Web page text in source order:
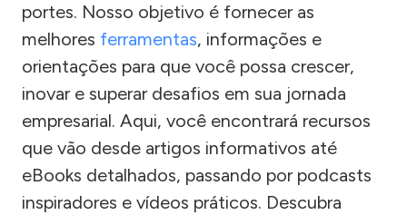
portes. Nosso objetivo é fornecer as
melhores ferramentas, informações e
orientações para que você possa crescer,
inovar e superar desafios em sua jornada
empresarial. Aqui, você encontrará recursos
que vão desde artigos informativos até
eBooks detalhados, passando por podcasts
inspiradores e vídeos práticos. Descubra